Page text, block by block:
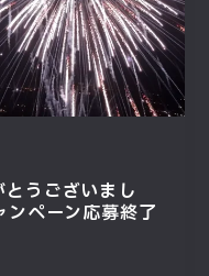
とうございまし
ペーン応募終了